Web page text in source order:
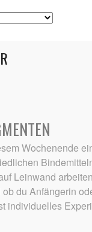
Wochenende
Leinwand
du Anfängerin
individuelles